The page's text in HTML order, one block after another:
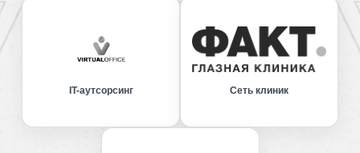
IT-аутсорсинг Сеть клиник